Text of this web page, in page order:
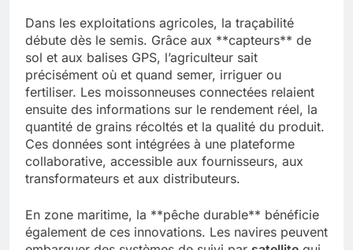
Dans les exploitations agricoles, la traçabilité
débute dès le semis. Grâce aux **capteurs** de
sol et aux balises GPS, l’agriculteur sait
précisément où et quand semer, irriguer ou
fertiliser. Les moissonneuses connectées relaient
ensuite des informations sur le rendement réel, la
quantité de grains récoltés et la qualité du produit.
Ces données sont intégrées à une plateforme
collaborative, accessible aux fournisseurs, aux
transformateurs et aux distributeurs.
En zone maritime, la **pêche durable** bénéficie
également de ces innovations. Les navires peuvent